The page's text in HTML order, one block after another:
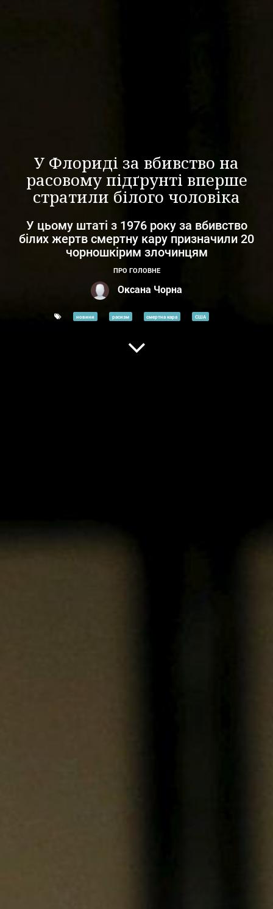
У Флориді за вбивство на
расовому підґрунті вперше
стратили білого чоловіка
У цьому штаті з 1976 року за вбивство
білих жертв смертну кару призначили 20
чорношкірим злочинцям
ПРО ГОЛОВНЕ
Оксана Чорна
новини расизм смертна кара США